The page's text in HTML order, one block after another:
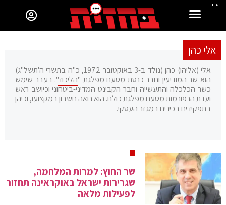
בס"ד
אלי כהן
אלי (אליהו) כהן (נולד ב-3 באוקטובר 1972, כ"ה בתשרי ה'תשל"ג)
הוא שר המודיעין וחבר כנסת מטעם מפלגת "הליכוד". בעבר שימש
כשר הכלכלה והתעשייה וחבר הקבינט המדיני-ביטחוני וכיושב ראש
ועדת הרפורמות מטעם מפלגת כולנו. הוא רואה חשבון במקצועו, וכיהן
בתפקידים בכירים במגזר העסקי.
שר החוץ: למרות המלחמה,
שגרירות ישראל באוקראינה תחזור
לפעילות מלאה